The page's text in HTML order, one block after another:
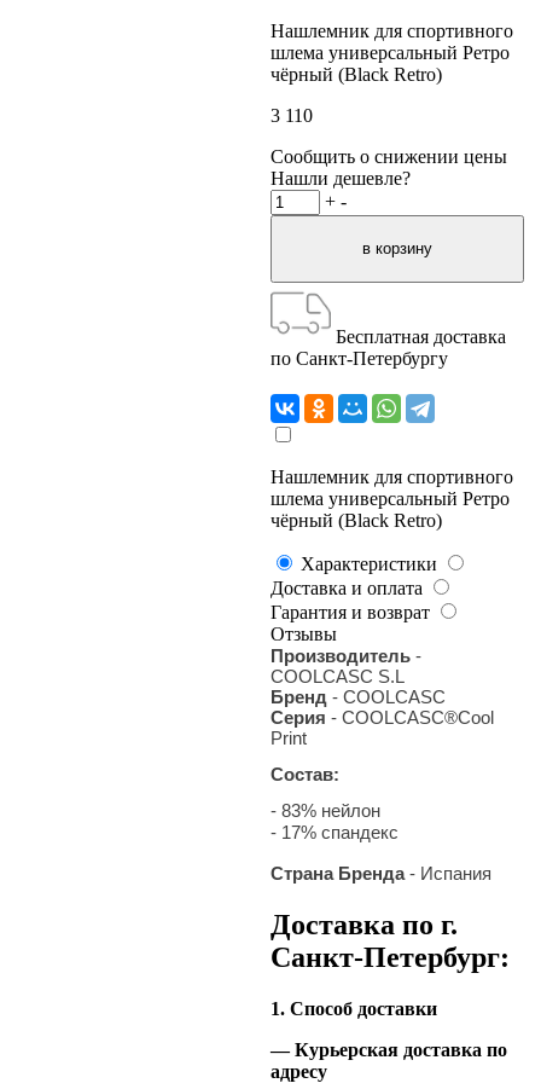
Нашлемник для спортивного
шлема универсальный Ретро
чёрный (Black Retro)
3 110
Сообщить о снижении цены
Нашли дешевле?
+ -
Бесплатная доставка
по Санкт-Петербургу
Нашлемник для спортивного
шлема универсальный Ретро
чёрный (Black Retro)
Характеристики
Доставка и оплата
Гарантия и возврат
Отзывы
Производитель -
COOLCASC S.L
Бренд - COOLCASC
Серия - COOLCASC®Cool
Print
Состав:
- 83% нейлон
- 17% спандекс
Страна Бренда- Испания
Доставка по г.
Санкт-Петербург:
1. Способ доставки
— Курьерская доставка по
адресу